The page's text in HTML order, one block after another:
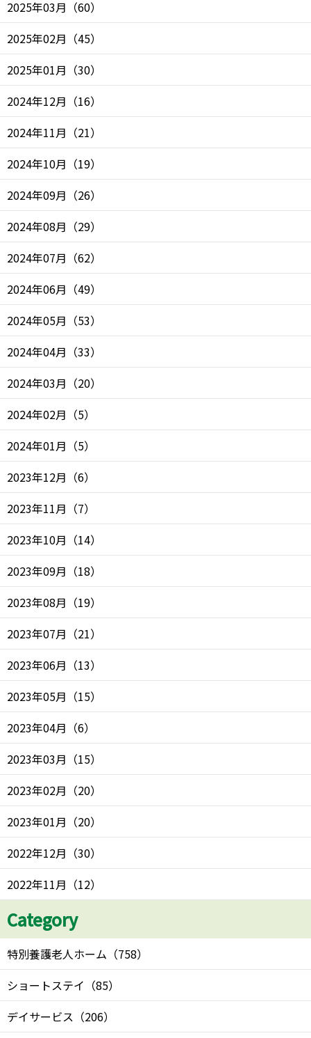
2025年03月 （60）
2025年02月 （45）
2025年01月 （30）
2024年12月 （16）
2024年11月 （21）
2024年10月 （19）
2024年09月 （26）
2024年08月 （29）
2024年07月 （62）
2024年06月 （49）
2024年05月 （53）
2024年04月 （33）
2024年03月 （20）
2024年02月 （5）
2024年01月 （5）
2023年12月 （6）
2023年11月 （7）
2023年10月 （14）
2023年09月 （18）
2023年08月 （19）
2023年07月 （21）
2023年06月 （13）
2023年05月 （15）
2023年04月 （6）
2023年03月 （15）
2023年02月 （20）
2023年01月 （20）
2022年12月 （30）
2022年11月 （12）
Category
特別養護老人ホーム （758）
ショートステイ （85）
デイサービス （206）